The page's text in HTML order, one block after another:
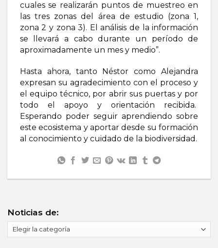
cuales se realizarán puntos de muestreo en
las tres zonas del área de estudio (zona 1,
zona 2 y zona 3). El análisis de la información
se llevará a cabo durante un período de
aproximadamente un mes y medio”.
Hasta ahora, tanto Néstor como Alejandra
expresan su agradecimiento con el proceso y
el equipo técnico, por abrir sus puertas y por
todo el apoyo y orientación recibida.
Esperando poder seguir aprendiendo sobre
este ecosistema y aportar desde su formación
al conocimiento y cuidado de la biodiversidad.
Noticias de:
de: